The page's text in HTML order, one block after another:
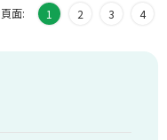
頁面: 1 2 3 4